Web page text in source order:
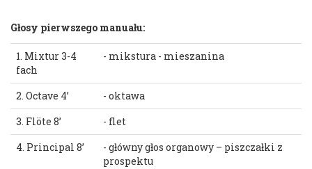
Głosy pierwszego manuału:
1. Mixtur 3-4
fach
- mikstura - mieszanina
2. Octave 4’
- oktawa
3. Flöte 8’
- flet
4. Principal 8’
- główny głos organowy – piszczałki z
prospektu